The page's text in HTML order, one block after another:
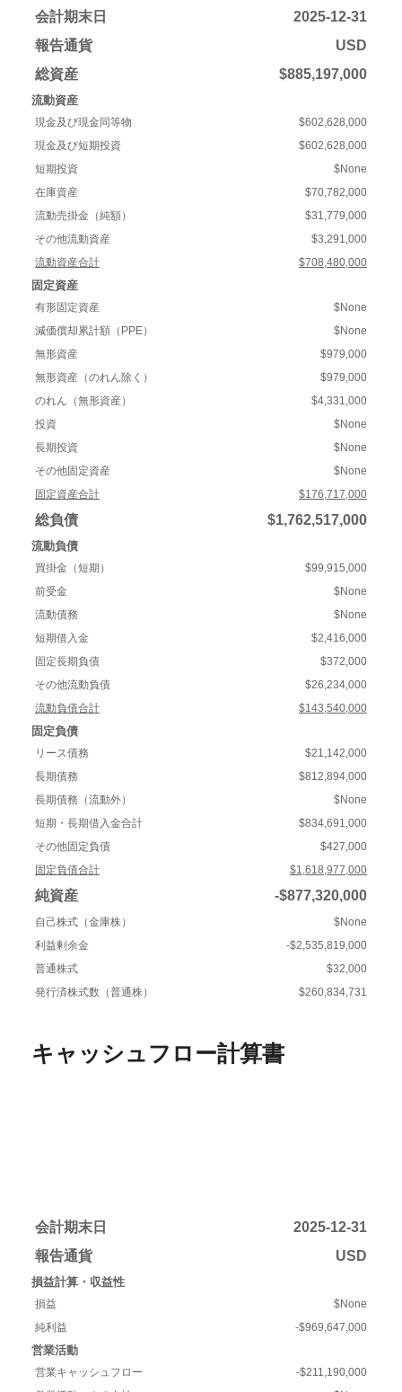
会計期末日
2025-12-31
報告通貨
USD
総資産
$885,197,000
流動資産
現金及び現金同等物
$602,628,000
現金及び短期投資
$602,628,000
短期投資
$None
在庫資産
$70,782,000
流動売掛金（純額）
$31,779,000
その他流動資産
$3,291,000
流動資産合計
$708,480,000
固定資産
有形固定資産
$None
減価償却累計額（PPE）
$None
無形資産
$979,000
無形資産（のれん除く）
$979,000
のれん（無形資産）
$4,331,000
投資
$None
長期投資
$None
その他固定資産
$None
固定資産合計
$176,717,000
総負債 $1,762,517,000
流動負債
買掛金（短期）
$99,915,000
前受金
$None
流動債務
$None
短期借入金
$2,416,000
固定長期負債
$372,000
その他流動負債
$26,234,000
流動負債合計
$143,540,000
固定負債
リース債務
$21,142,000
長期債務
$812,894,000
長期債務（流動外）
$None
短期・長期借入金合計
$834,691,000
その他固定負債
$427,000
固定負債合計
$1,618,977,000
純資産 -$877,320,000
自己株式（金庫株）
$None
利益剰余金
-$2,535,819,000
普通株式
$32,000
発行済株式数（普通株）
$260,834,731
キャッシュフロー計算書
会計期末日
2025-12-31
報告通貨
USD
損益計算・収益性
損益
$None
純利益
-$969,647,000
営業活動
営業キャッシュフロー
-$211,190,000